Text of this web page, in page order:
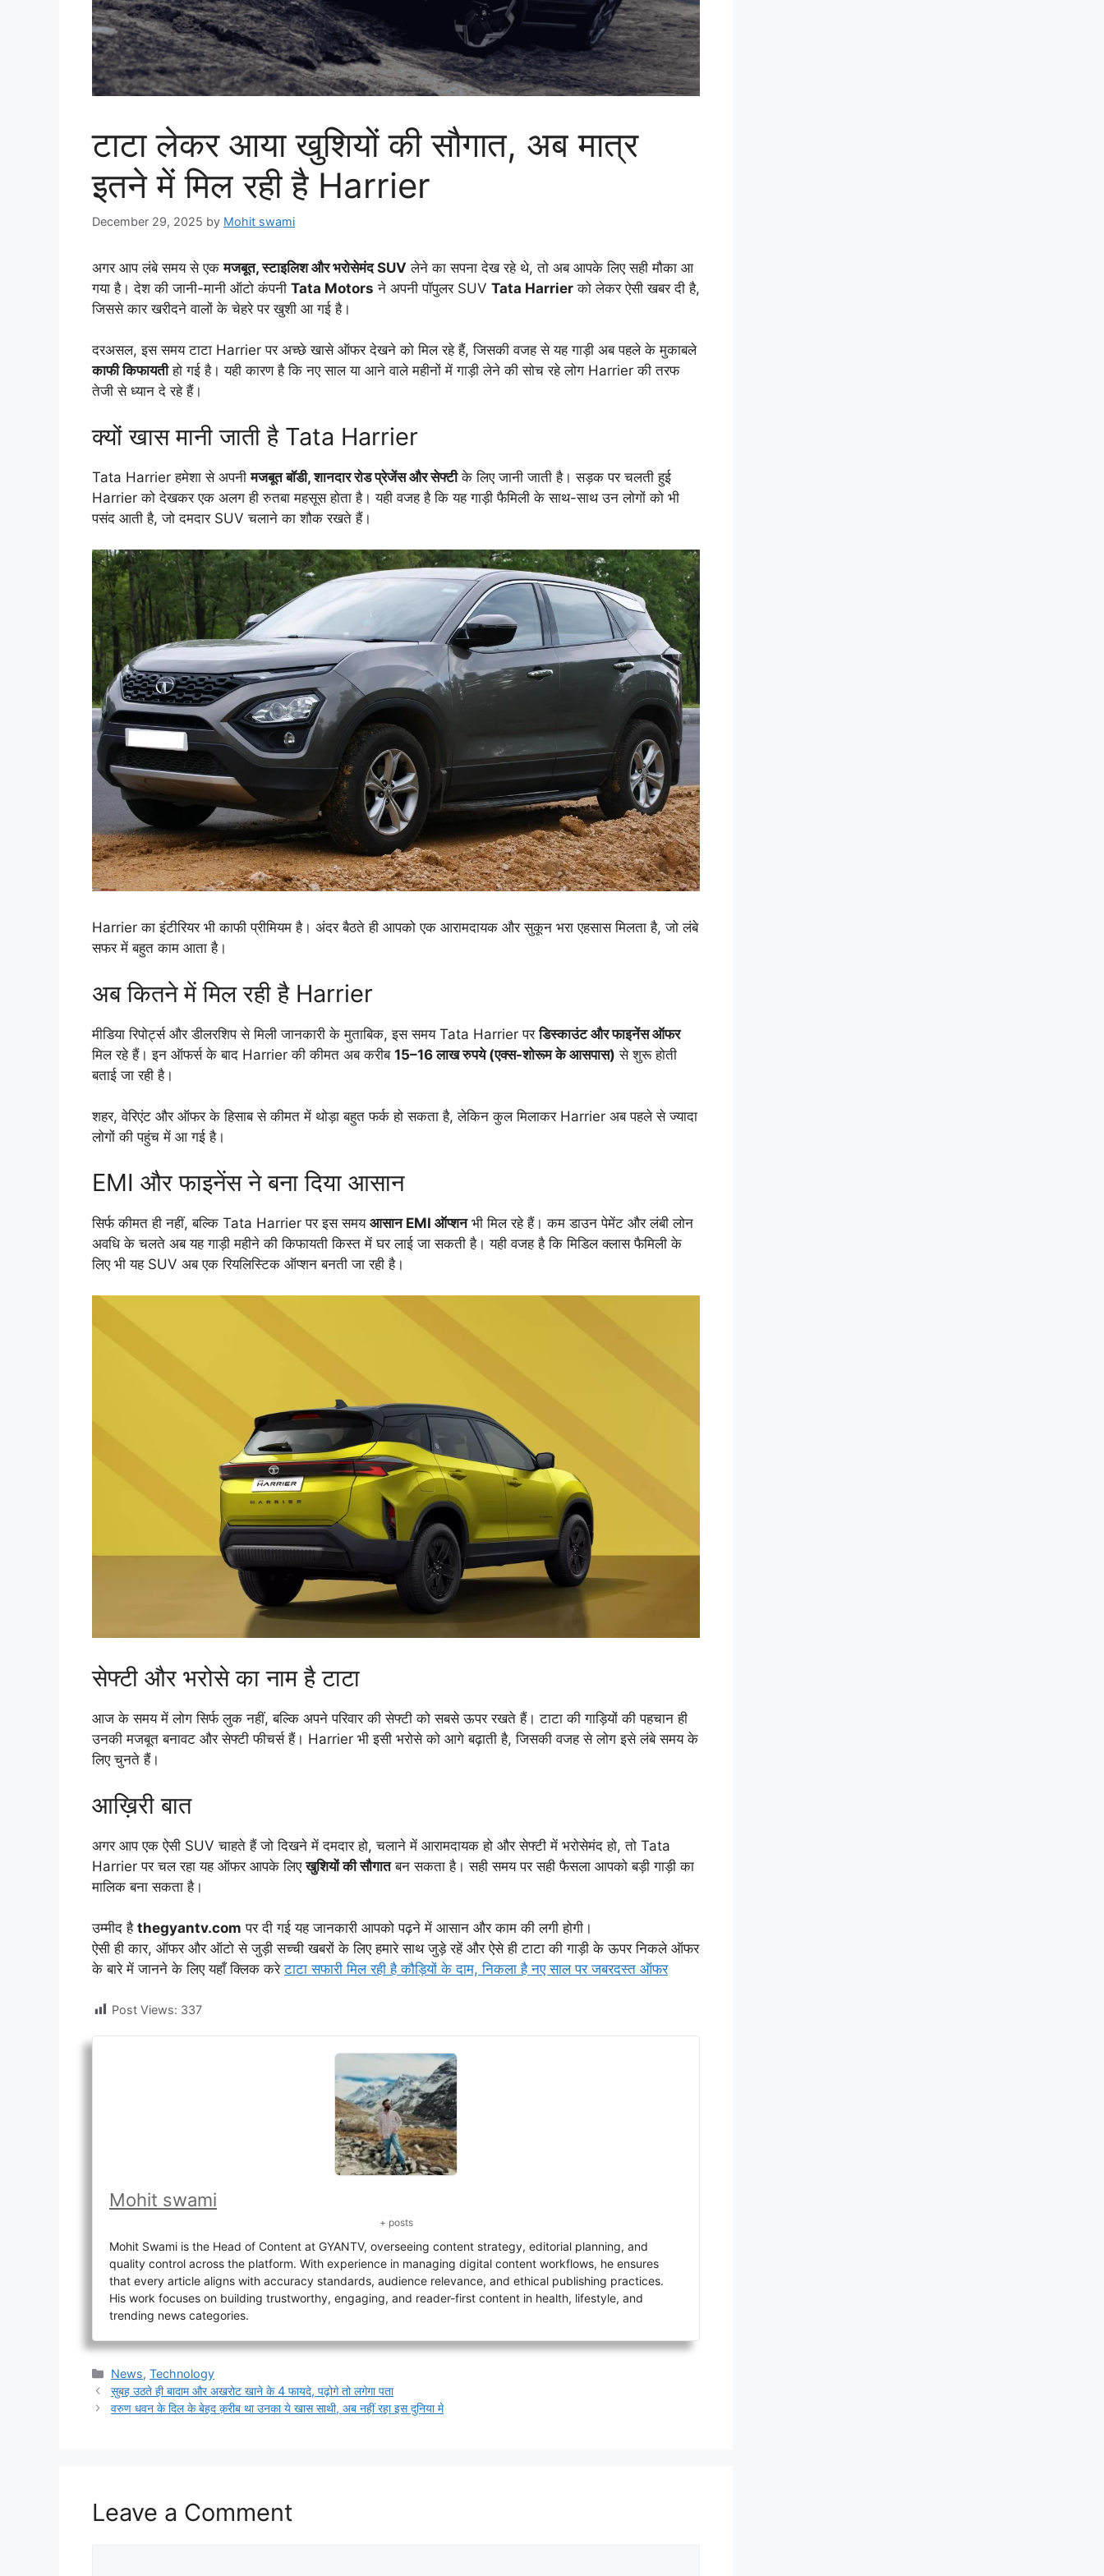
टाटा लेकर आया खुशियों की सौगात, अब मात्र
इतने में मिल रही है Harrier
December 29, 2025 by Mohit swami
अगर आप लंबे समय से एकमजबूत, स्टाइलिश और भरोसेमंद SUV लेने का सपना देख रहे थे, तो अब आपके लिए सही मौका आ
गया है। देश की जानी-मानी ऑटो कंपनी Tata Motors ने अपनी पॉपुलर SUV Tata Harrier को लेकर ऐसी खबर दी है,
जिससे कार खरीदने वालों के चेहरे पर खुशी आ गई है।
दरअसल, इस समय टाटा Harrier पर अच्छे खासे ऑफर देखने को मिल रहे हैं, जिसकी वजह से यह गाड़ी अब पहले के मुकाबले
काफी किफायतीहो गई है। यही कारण है कि नए साल या आने वाले महीनों में गाड़ी लेने की सोच रहे लोग Harrier की तरफ
तेजी से ध्यान दे रहे हैं।
क्यों खास मानी जाती है Tata Harrier
Tata Harrier हमेशा से अपनीमजबूत बॉडी, शानदार रोड प्रेजेंस और सेफ्टीके लिए जानी जाती है। सड़क पर चलती हुई
Harrier को देखकर एक अलग ही रुतबा महसूस होता है। यही वजह है कि यह गाड़ी फैमिली के साथ-साथ उन लोगों को भी
पसंद आती है, जो दमदार SUV चलाने का शौक रखते हैं।
Harrier का इंटीरियर भी काफी प्रीमियम है। अंदर बैठते ही आपको एक आरामदायक और सुकून भरा एहसास मिलता है, जो लंबे
सफर में बहुत काम आता है।
अब कितने में मिल रही है Harrier
मीडिया रिपोर्ट्स और डीलरशिप से मिली जानकारी के मुताबिक, इस समय Tata Harrier परडिस्काउंट और फाइनेंस ऑफर
मिल रहे हैं। इन ऑफर्स के बाद Harrier की कीमत अब करीब 15–16 लाख रुपये (एक्स-शोरूम के आसपास) से शुरू होती
बताई जा रही है।
शहर, वेरिएंट और ऑफर के हिसाब से कीमत में थोड़ा बहुत फर्क हो सकता है, लेकिन कुल मिलाकर Harrier अब पहले से ज्यादा
लोगों की पहुंच में आ गई है।
EMI और फाइनेंस ने बना दिया आसान
सिर्फ कीमत ही नहीं, बल्कि Tata Harrier पर इस समय आसान EMI ऑप्शनभी मिल रहे हैं। कम डाउन पेमेंट और लंबी लोन
अवधि के चलते अब यह गाड़ी महीने की किफायती किस्त में घर लाई जा सकती है। यही वजह है कि मिडिल क्लास फैमिली के
लिए भी यह SUV अब एक रियलिस्टिक ऑप्शन बनती जा रही है।
सेफ्टी और भरोसे का नाम है टाटा
आज के समय में लोग सिर्फ लुक नहीं, बल्कि अपने परिवार की सेफ्टी को सबसे ऊपर रखते हैं। टाटा की गाड़ियों की पहचान ही
उनकी मजबूत बनावट और सेफ्टी फीचर्स हैं। Harrier भी इसी भरोसे को आगे बढ़ाती है, जिसकी वजह से लोग इसे लंबे समय के
लिए चुनते हैं।
आख़िरी बात
अगर आप एक ऐसी SUV चाहते हैं जो दिखने में दमदार हो, चलाने में आरामदायक हो और सेफ्टी में भरोसेमंद हो, तो Tata
Harrier पर चल रहा यह ऑफर आपके लिएखुशियों की सौगातबन सकता है। सही समय पर सही फैसला आपको बड़ी गाड़ी का
मालिक बना सकता है।
उम्मीद है thegyantv.com पर दी गई यह जानकारी आपको पढ़ने में आसान और काम की लगी होगी।
ऐसी ही कार, ऑफर और ऑटो से जुड़ी सच्ची खबरों के लिए हमारे साथ जुड़े रहें और ऐसे ही टाटा की गाड़ी के ऊपर निकले ऑफर
के बारे में जानने के लिए यहाँ क्लिक करेटाटा सफारी मिल रही है कौड़ियों के दाम, निकला है नए साल पर जबरदस्त ऑफर
Post Views: 337
Mohit swami
+ posts
Mohit Swami is the Head of Content at GYANTV, overseeing content strategy, editorial planning, and
quality control across the platform. With experience in managing digital content workflows, he ensures
that every article aligns with accuracy standards, audience relevance, and ethical publishing practices.
His work focuses on building trustworthy, engaging, and reader-first content in health, lifestyle, and
trending news categories.
Categories
News,Technology
सुबह उठते ही बादाम और अखरोट खाने के 4 फायदे, पढ़ोगे तो लगेगा पता
वरुण धवन के दिल के बेहद क़रीब था उनका ये खास साथी, अब नहीं रहा इस दुनिया मे
Leave a Comment